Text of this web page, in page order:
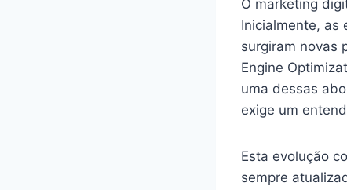
O marketing
Inicialmente, as
surgiram novas
Engine
uma dessas
exige um
Esta evolução
sempre